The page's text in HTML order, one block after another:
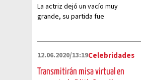
La actriz dejó un vacío muy
grande, su partida fue
12.06.2020/13:19Celebridades
Transmitirán misa virtual en